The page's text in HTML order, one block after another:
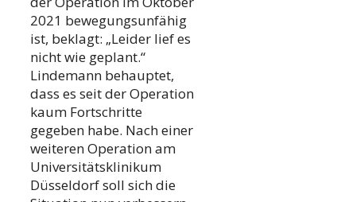
2021 bewegungsunfähig
ist, beklagt: „Leider lief es
nicht wie geplant.“
Lindemann behauptet,
dass es seit der Operation
kaum Fortschritte
gegeben habe. Nach einer
weiteren Operation am
Universitätsklinikum
Düsseldorf soll sich die